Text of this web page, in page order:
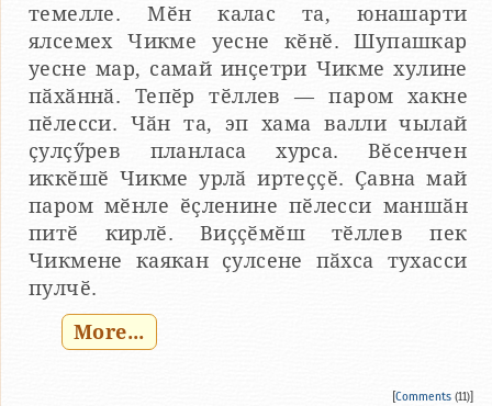
темелле. Мӗн калас та, юнашарти
ялсемех Чикме уесне кӗнӗ. Шупашкар
уесне мар, самай инҫетри Чикме хулине
пӑхӑннӑ. Тепӗр тӗллев — паром хакне
пӗлесси. Чӑн та, эп хама валли чылай
ҫулҫӳрев планласа хурса. Вӗсенчен
иккӗшӗ Чикме урлӑ иртеҫҫӗ. Ҫавна май
паром мӗнле ӗҫленине пӗлесси маншӑн
питӗ кирлӗ. Виҫҫӗмӗш тӗллев пек
Чикмене каякан ҫулсене пӑхса тухасси
пулчӗ.
More...
[Comments (11)]